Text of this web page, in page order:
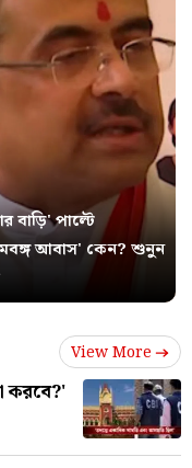
বাড়ি' পাল্টে
আবাস' কেন? শুনুন
View More
করবে?'